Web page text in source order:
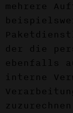
mehrere
der die
ebenfalls
interne